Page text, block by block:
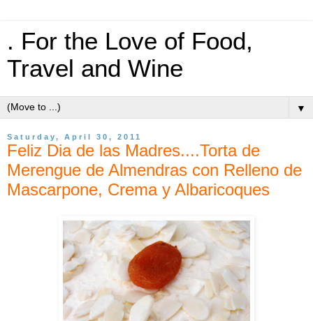
. For the Love of Food,
Travel and Wine
▼
Saturday, April 30, 2011
Feliz Dia de las Madres....Torta de
Merengue de Almendras con Relleno de
Mascarpone, Crema y Albaricoques